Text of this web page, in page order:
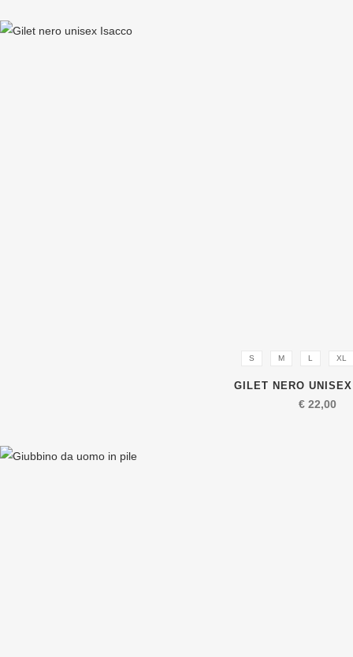
S M L XL
GILET NERO
€22,00